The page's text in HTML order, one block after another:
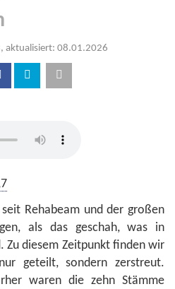
aktualisiert: 08.01.2026
Rehabeam und der großen
als das geschah, was in
Zu diesem Zeitpunkt finden wir
geteilt, sondern zerstreut.
waren die zehn Stämme